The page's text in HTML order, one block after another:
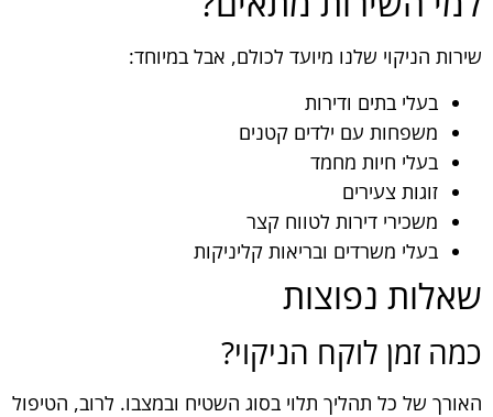
שירות הניקוי שלנו מיועד לכולם, אבל במיוחד:
בעלי בתים ודירות
משפחות עם ילדים קטנים
בעלי חיות מחמד
זוגות צעירים
משכירי דירות לטווח קצר
בעלי משרדים ובריאות קליניקות
שאלות נפוצות
כמה זמן לוקח הניקוי?
האורך של כל תהליך תלוי בסוג השטיח ובמצבו. לרוב, הטיפול